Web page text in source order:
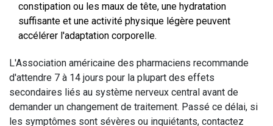
constipation ou les maux de tête, une hydratation
suffisante et une activité physique légère peuvent
accélérer l'adaptation corporelle.
L'Association américaine des pharmaciens recommande
d'attendre 7 à 14 jours pour la plupart des effets
secondaires liés au système nerveux central avant de
demander un changement de traitement. Passé ce délai, si
les symptômes sont sévères ou inquiétants, contactez